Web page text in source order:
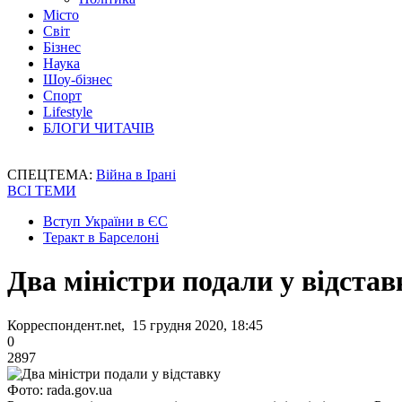
Місто
Світ
Бізнес
Наука
Шоу-бізнес
Спорт
Lifestyle
БЛОГИ ЧИТАЧІВ
СПЕЦТЕМА: Війна в Ірані
ВСІ ТЕМИ
Вступ України в ЄС
Теракт в Барселоні
Два міністри подали у
Корреспондент.net, 15 грудня 2020, 18:45
0
2897
Фото: rada.gov.ua